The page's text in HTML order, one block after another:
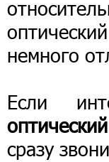
немного
Если
сразу